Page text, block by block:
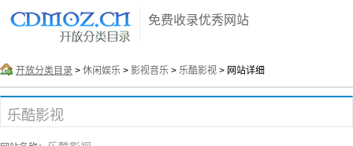
免费收录优秀网站
开放分类目录 > 休闲娱乐 > 影视音乐 > 乐酷影视 > 网站详细
乐酷影视